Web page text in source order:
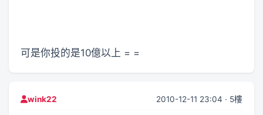
可是你投的是10億以上 = =
wink22 2010-12-11 23:04 · 5樓